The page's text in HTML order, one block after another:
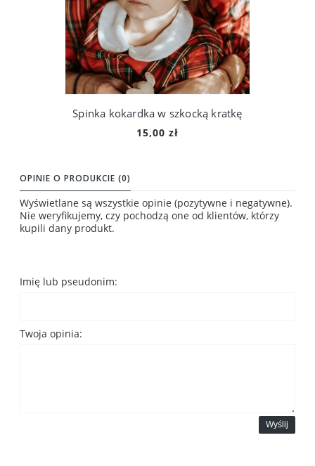
Spinka kokardka w szkocką kratkę
15,00 zł
OPINIE O PRODUKCIE (0)
Wyświetlane są wszystkie opinie (pozytywne i negatywne).
Nie weryfikujemy, czy pochodzą one od klientów, którzy
kupili dany produkt.
Imię lub pseudonim:
Twoja opinia:
Wyślij